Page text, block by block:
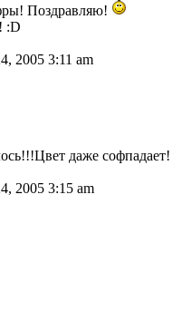
Поздравляю!
:D
2005 3:11 am
даже софпадает!
2005 3:15 am